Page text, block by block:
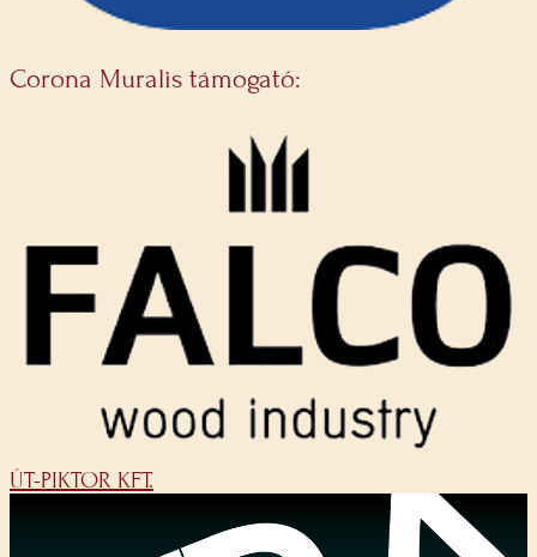
Corona Muralis támogató:
ÚT-PIKTOR KFT.